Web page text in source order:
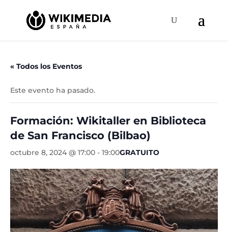
« Todos los Eventos
Este evento ha pasado.
Formación: Wikitaller en Biblioteca
de San Francisco (Bilbao)
octubre 8, 2024 @ 17:00 - 19:00GRATUITO